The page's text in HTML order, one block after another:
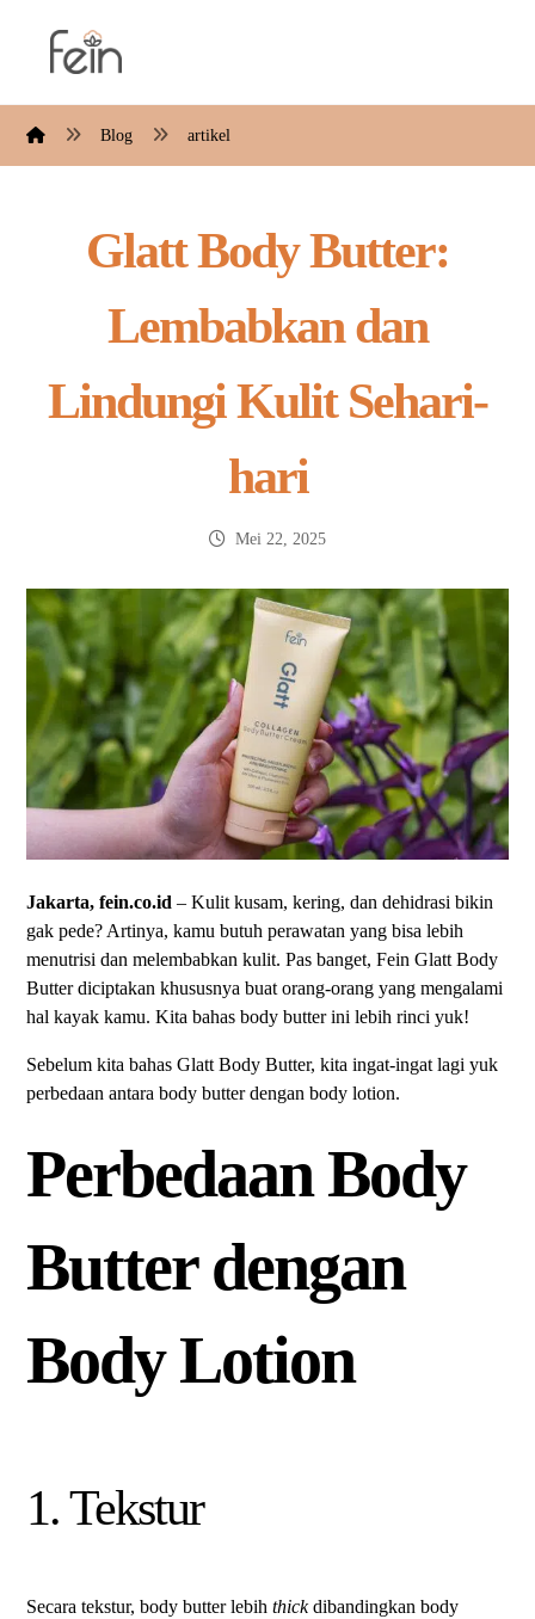
Blog artikel
Glatt Body Butter:
Lembabkan dan
Lindungi Kulit Sehari-
hari
Mei 22, 2025
Jakarta, fein.co.id – Kulit kusam, kering, dan dehidrasi bikin
gak pede? Artinya, kamu butuh perawatan yang bisa lebih
menutrisi dan melembabkan kulit. Pas banget, Fein Glatt Body
Butter diciptakan khususnya buat orang-orang yang mengalami
hal kayak kamu. Kita bahas body butter ini lebih rinci yuk!
Sebelum kita bahas Glatt Body Butter, kita ingat-ingat lagi yuk
perbedaan antara body butter dengan body lotion.
Perbedaan Body
Butter dengan
Body Lotion
1. Tekstur
Secara tekstur, body butter lebihthickdibandingkan body